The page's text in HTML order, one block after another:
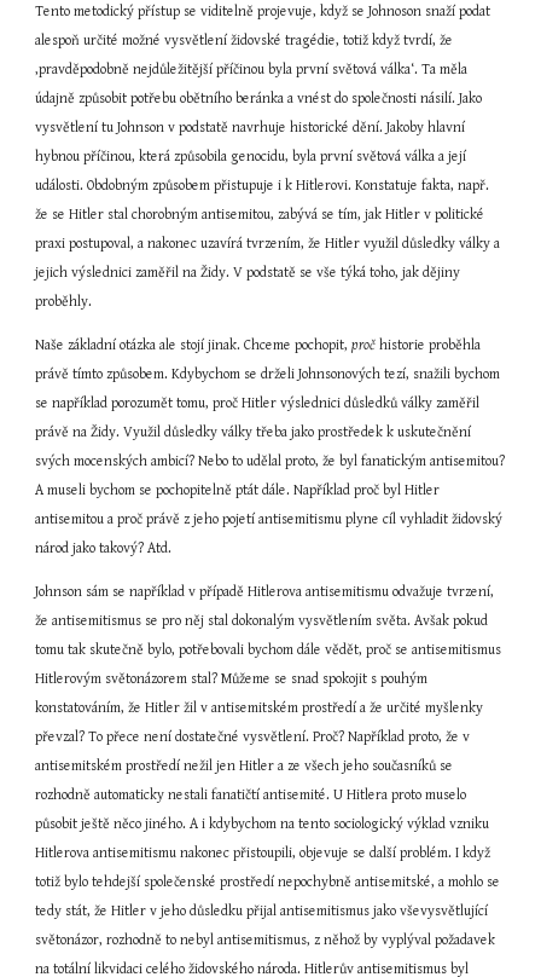
Tento metodický přístup se viditelně projevuje, když se Johnoson snaží podat
alespoň určité možné vysvětlení židovské tragédie, totiž když tvrdí, že
‚pravděpodobně nejdůležitější příčinou byla první světová válka‘. Ta měla
údajně způsobit potřebu obětního beránka a vnést do společnosti násilí. Jako
vysvětlení tu Johnson v podstatě navrhuje historické dění. Jakoby hlavní
hybnou příčinou, která způsobila genocidu, byla první světová válka a její
události. Obdobným způsobem přistupuje i k Hitlerovi. Konstatuje fakta, např.
že se Hitler stal chorobným antisemitou, zabývá se tím, jak Hitler v politické
praxi postupoval, a nakonec uzavírá tvrzením, že Hitler využil důsledky války a
jejich výslednici zaměřil na Židy. V podstatě se vše týká toho, jak dějiny
proběhly.
Naše základní otázka ale stojí jinak. Chceme pochopit, proč historie proběhla
právě tímto způsobem. Kdybychom se drželi Johnsonových tezí, snažili bychom
se například porozumět tomu, proč Hitler výslednici důsledků války zaměřil
právě na Židy. Využil důsledky války třeba jako prostředek k uskutečnění
svých mocenských ambicí? Nebo to udělal proto, že byl fanatickým antisemitou?
A museli bychom se pochopitelně ptát dále. Například proč byl Hitler
antisemitou a proč právě z jeho pojetí antisemitismu plyne cíl vyhladit židovský
národ jako takový? Atd.
Johnson sám se například v případě Hitlerova antisemitismu odvažuje tvrzení,
že antisemitismus se pro něj stal dokonalým vysvětlením světa. Avšak pokud
tomu tak skutečně bylo, potřebovali bychom dále vědět, proč se antisemitismus
Hitlerovým světonázorem stal? Můžeme se snad spokojit s pouhým
konstatováním, že Hitler žil v antisemitském prostředí a že určité myšlenky
převzal? To přece není dostatečné vysvětlení. Proč? Například proto, že v
antisemitském prostředí nežil jen Hitler a ze všech jeho současníků se
rozhodně automaticky nestali fanatičtí antisemité. U Hitlera proto muselo
působit ještě něco jiného. A i kdybychom na tento sociologický výklad vzniku
Hitlerova antisemitismu nakonec přistoupili, objevuje se další problém. I když
totiž bylo tehdejší společenské prostředí nepochybně antisemitské, a mohlo se
tedy stát, že Hitler v jeho důsledku přijal antisemitismus jako vševysvětlující
světonázor, rozhodně to nebyl antisemitismus, z něhož by vyplýval požadavek
na totální likvidaci celého židovského národa. Hitlerův antisemitismus byl